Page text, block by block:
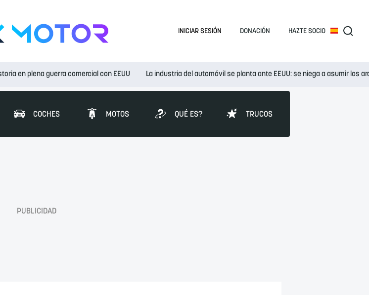
INICIAR SESIÓN DONACIÓN HAZTE SOCIO
en plena guerra comercial con EEUU La industria del automóvil se planta ante EEUU: se niega a asumir los
COCHES MOTOS QUÉ ES? TRUCOS